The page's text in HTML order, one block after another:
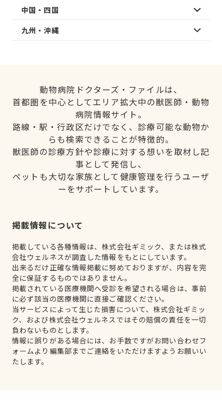
中国・四国
九州・沖縄
動物病院ドクターズ・ファイルは、
首都圏を中心としてエリア拡大中の獣医師・動物
病院情報サイト。
路線・駅・行政区だけでなく、診療可能な動物か
らも検索できることが特徴的。
獣医師の診療方針や診療に対する想いを取材し記
事として発信し、
ペットも大切な家族として健康管理を行うユーザ
ーをサポートしています。
掲載情報について
掲載している各種情報は、株式会社ギミック、または株式
会社ウェルネスが調査した情報をもとにしています。
出来るだけ正確な情報掲載に努めておりますが、内容を完
全に保証するものではありません。
掲載されている医療機関へ受診を希望される場合は、事前
に必ず該当の医療機関に直接ご確認ください。
当サービスによって生じた損害について、株式会社ギミッ
ク、および株式会社ウェルネスではその賠償の責任を一切
負わないものとします。
情報に誤りがある場合には、お手数ですがお問い合わせフ
ォームより編集部までご連絡をいただけますようお願いい
たします。